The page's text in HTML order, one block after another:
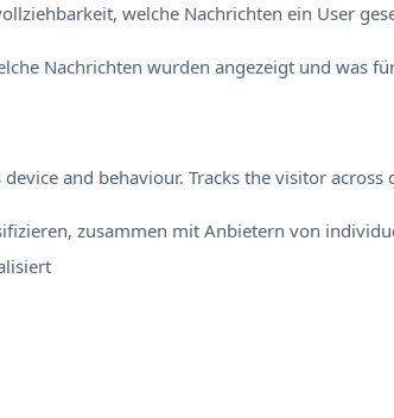
welche Nachrichten ein User
Nachrichten wurden angezeigt und was
and behaviour. Tracks the visitor across
zusammen mit Anbietern von